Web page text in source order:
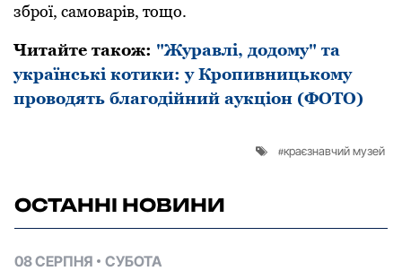
збpої, самоваpів, тощо.
Читайте також: "Журавлі, додому" та
українські котики: у Кропивницькому
проводять благодійний аукціон (ФОТО)
краєзнавчий музей
ОСТАННІ НОВИНИ
08 СЕРПНЯ СУБОТА